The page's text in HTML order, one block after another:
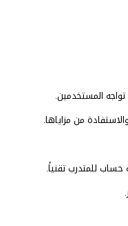
تواجه المستخدمين.
من مزاياها.
حساب للمتدرب تقنياً.